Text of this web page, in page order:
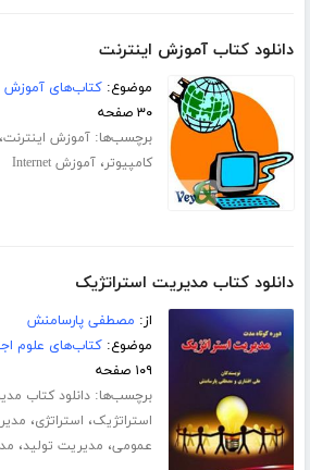
دانلود کتاب آموزش اینترنت
موضوع:کتاب‌های آموزش و
۳۰ صفحه
برچسب‌ها:آموزش اینترنت
کامپیوتر،آموزش Internet
دانلود کتاب مدیریت استراتژیک
از: مصطفی پارسامنش
موضوع:کتاب‌های علوم
۱۰۹ صفحه
برچسب‌ها:دانلود کتاب
استراتژیک، استراتژی،
عمومی، مدیریت تولید،